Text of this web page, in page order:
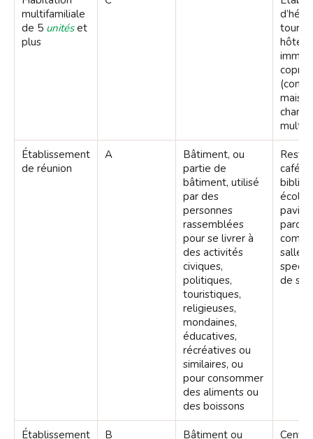
multifamiliale
de 5 unités et
plus
hôtel,
Établissement
de réunion
A
Bâtiment, ou
partie de
bâtiment, utilisé
par des
personnes
rassemblées
pour se livrer à
des activités
civiques,
politiques,
touristiques,
religieuses,
mondaines,
éducatives,
récréatives ou
similaires, ou
pour consommer
des aliments ou
des boissons
café,
école
parc,
salle
de
Établissement
B
Bâtiment ou